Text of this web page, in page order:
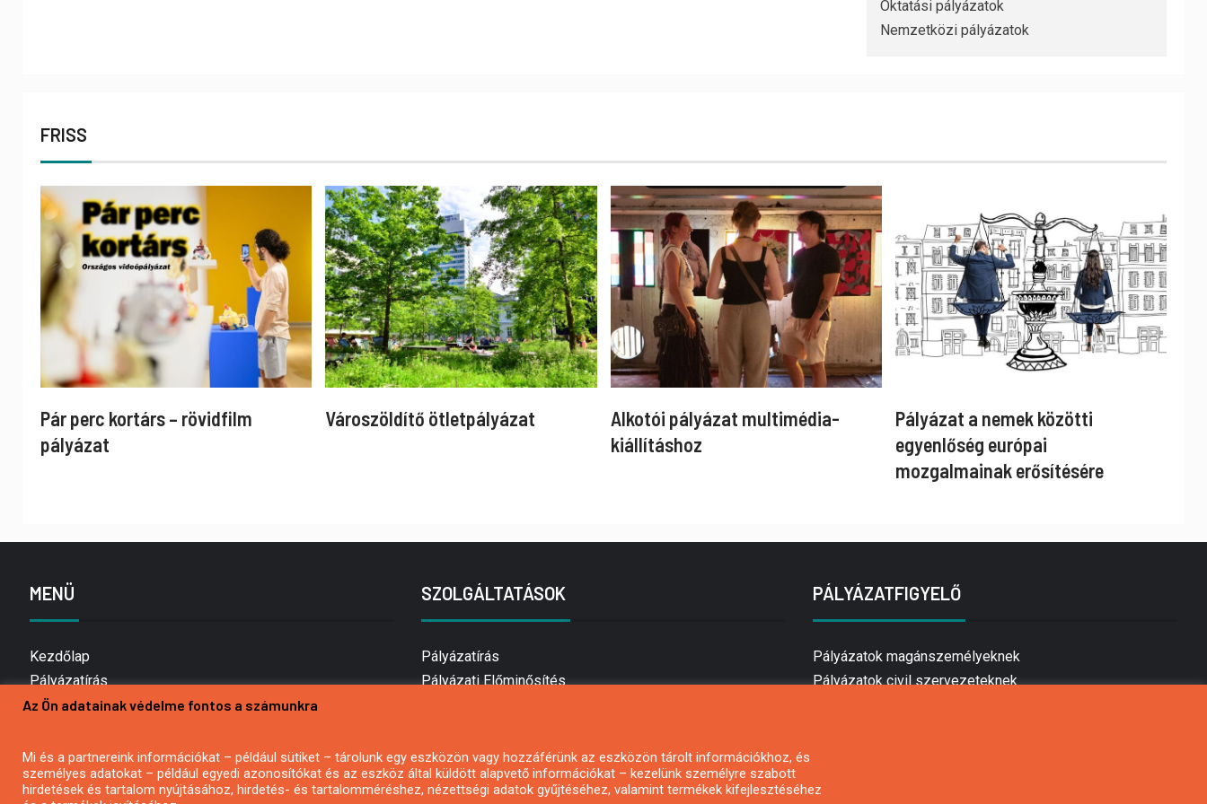
Oktatási pályázatok
Nemzetközi pályázatok
FRISS
Pár perc kortárs – rövidfilm
pályázat
Városzöldítő ötletpályázat
Alkotói pályázat multimédia-
kiállításhoz
Pályázat a nemek közötti
egyenlőség európai
mozgalmainak erősítésére
MENÜ
Kezdőlap
Pályázatírás
Bemutatkozás
Hírlevél feliratkozás
Impresszum
SZOLGÁLTATÁSOK
Pályázatírás
Pályázati Előminősítés
Mezőgazdasági pályázatírás
Pályázatírás magánszemélyeknek
PÁLYÁZATFIGYELŐ
Pályázatok magánszemélyeknek
Pályázatok civil szervezeteknek
Az Ön adatainak védelme fontos a számunkra
Mi és a partnereink információkat – például sütiket – tárolunk egy eszközön vagy hozzáférünk az eszközön tárolt információkhoz, és
személyes adatokat – például egyedi azonosítókat és az eszköz által küldött alapvető információkat – kezelünk személyre szabott
hirdetések és tartalom nyújtásához, hirdetés- és tartalomméréshez, nézettségi adatok gyűjtéséhez, valamint termékek kifejlesztéséhez